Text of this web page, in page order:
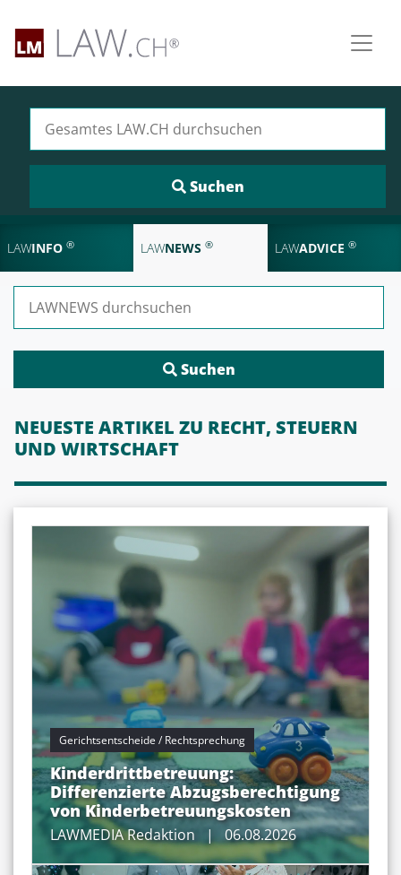
LAWINFO ® LAWNEWS ® LAWADVICE ®
NEUESTE ARTIKEL ZU RECHT, STEUERN
UND WIRTSCHAFT
Gerichtsentscheide / Rechtsprechung
Kinderdrittbetreuung:
Differenzierte Abzugsberechtigung
von Kinderbetreuungskosten
LAWMEDIA Redaktion | 06.08.2026